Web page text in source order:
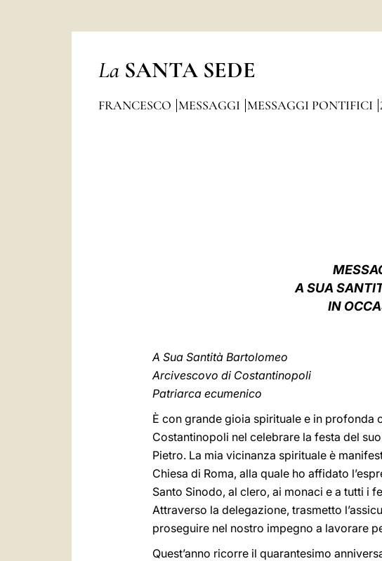
La SANTA SEDE
FRANCESCO MESSAGGI MESSAGGI PONTIFICI
A SUA
IN
A Sua Santità Bartolomeo
Arcivescovo di Costantinopoli
Patriarca ecumenico
È con grande gioia spirituale e in profonda
Costantinopoli nel celebrare la festa del
Pietro. La mia vicinanza spirituale è
Chiesa di Roma, alla quale ho affidato
Santo Sinodo, al clero, ai monaci e a tutti i
Attraverso la delegazione, trasmetto
proseguire nel nostro impegno a lavorare
Quest’anno ricorre il quarantesimo